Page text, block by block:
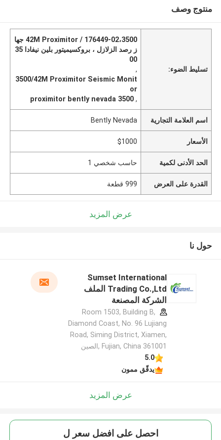
اترك رسالة
منتوج وصف
تسليط الضوء:
176449-02،3500 / 42M Proximitor جها
ز رصد الزلازل ، بروكسيميتور بلين نيفادا 35
00
,
3500/42M Proximitor Seismic Monit
or
,
proximitor bently nevada 3500
اسم العلامة التجارية Bently Nevada
الأسعار $1000
الحد الأدنى لكمية حاسب شخصي 1
القدرة على العرض 999 قطعة
عرض المزيد
حول نا
Sumset International
Trading Co.,Ltd الملف
الشركة المصنعة
Room 1503, Building B,
Diamond Coast, No. 96 Lujiang
Road, Siming District, Xiamen,
Fujian, China 361001 ,الصين
5.0
يدقّق ممون
عرض المزيد
احصل على افضل سعر ل